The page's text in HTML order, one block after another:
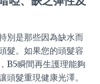
別是那些因為缺水而
髮。如果您的頭髮容
B5瞬間再生護理能夠
頭髮重現健康光澤。